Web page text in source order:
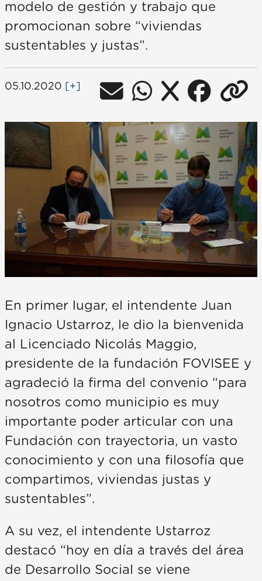
modelo de gestión y trabajo que
promocionan sobre “viviendas
sustentables y justas”.
05.10.2020 [+]
En primer lugar, el intendente Juan
Ignacio Ustarroz, le dio la bienvenida
al Licenciado Nicolás Maggio,
presidente de la fundación FOVISEE y
agradeció la firma del convenio “para
nosotros como municipio es muy
importante poder articular con una
Fundación con trayectoria, un vasto
conocimiento y con una filosofía que
compartimos, viviendas justas y
sustentables”.
A su vez, el intendente Ustarroz
destacó “hoy en día a través del área
de Desarrollo Social se viene